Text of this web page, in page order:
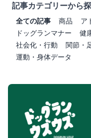
記事カテゴリーから
全ての記事 商品 ア
ドッグランマナー
健
社会化・行動
関節・
運動・身体データ